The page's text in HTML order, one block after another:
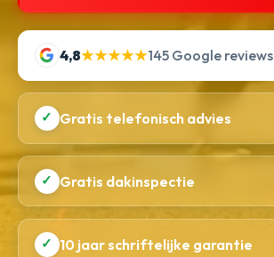
4,8★★★★★145 Google reviews
✓ Gratis telefonisch advies
✓ Gratis dakinspectie
✓ 10 jaar schriftelijke garantie